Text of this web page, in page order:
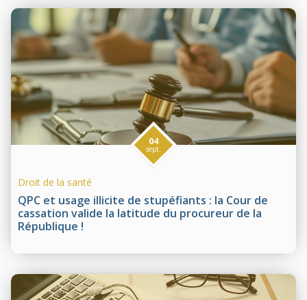
QPC et usage illicite de stupéfiants : la Cour de
cassation valide la latitude du procureur de la
République !
04
sept.
Droit de la santé